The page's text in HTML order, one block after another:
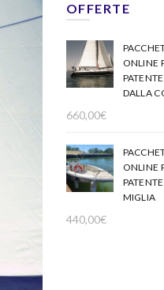
OFFERTE
ONLINE
DALLA
660,00€
ONLINE
MIGLIA
440,00€